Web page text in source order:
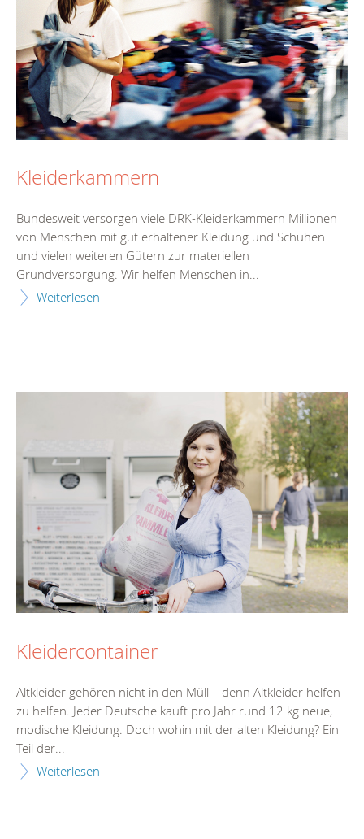
Kleiderkammern
Bundesweit versorgen viele DRK-Kleiderkammern Millionen
von Menschen mit gut erhaltener Kleidung und Schuhen
und vielen weiteren Gütern zur materiellen
Grundversorgung. Wir helfen Menschen in...
Weiterlesen
Kleidercontainer
Altkleider gehören nicht in den Müll – denn Altkleider helfen
zu helfen. Jeder Deutsche kauft pro Jahr rund 12 kg neue,
modische Kleidung. Doch wohin mit der alten Kleidung? Ein
Teil der...
Weiterlesen